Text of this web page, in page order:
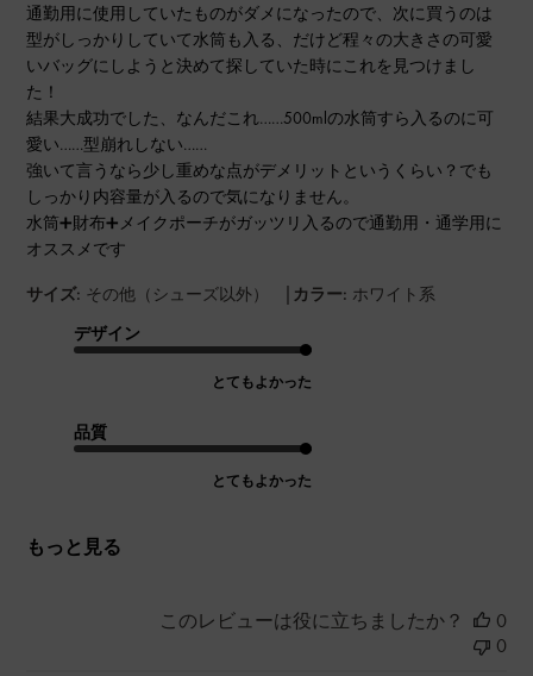
通勤用に使用していたものがダメになったので、次に買うのは
型がしっかりしていて水筒も入る、だけど程々の大きさの可愛
いバッグにしようと決めて探していた時にこれを見つけまし
た！
結果大成功でした、なんだこれ……500mlの水筒すら入るのに可
愛い……型崩れしない……
強いて言うなら少し重めな点がデメリットというくらい？でも
しっかり内容量が入るので気になりません。
水筒➕財布➕メイクポーチがガッツリ入るので通勤用・通学用に
オススメです
サイズ: その他（シューズ以外） | カラー: ホワイト系
デザイン
とてもよかった
品質
とてもよかった
もっと見る
このレビューは役に立ちましたか？
0
0